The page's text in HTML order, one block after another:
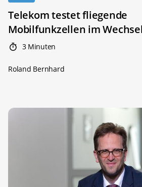
Telekom testet fliegende
Mobilfunkzellen im
3 Minuten
Roland Bernhard